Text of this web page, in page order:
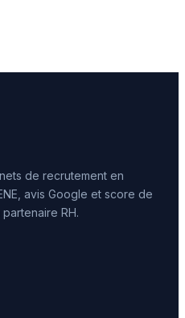
de recrutement en
avis Google et score de
RH.